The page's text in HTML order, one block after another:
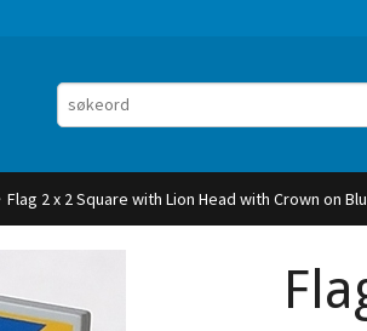
Flag 2 x 2 Square with Lion Head with Crown on